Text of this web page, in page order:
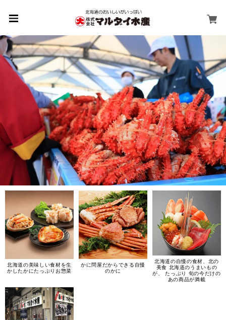
北海道の美味しい食材を生
かしたかにたっぷりお惣菜
かに問屋だからできる自慢
のかに
北海道の自慢の食材、北の
美食 北海道のうまいもの
が、 たっぷり 旬の今だけの
あの商品が満載